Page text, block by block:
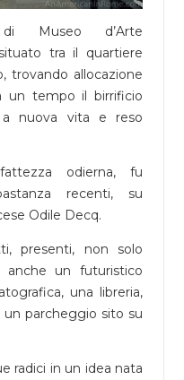
Museo d’Arte
tra il quartiere
trovando allocazione
un tempo il birrificio
a nuova vita e reso
odierna, fu
recenti, su
Odile Decq.
presenti, non solo
anche un futuristico
una libreria,
parcheggio sito su
radici in un idea nata